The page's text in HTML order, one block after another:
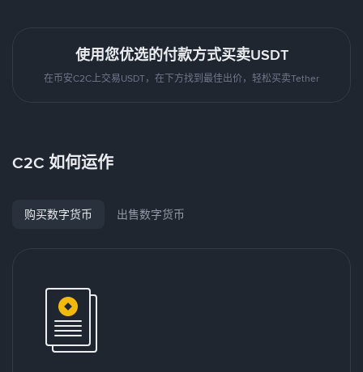
使用您优选的付款方式买卖USDT
在币安C2C上交易USDT，在下方找到最佳出价，轻松买卖Tether
C2C 如何运作
购买数字货币 出售数字货币